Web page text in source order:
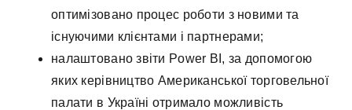
оптимізовано процес роботи з новими та
існуючими клієнтами і партнерами;
налаштовано звіти Power ВІ, за допомогою
яких керівництво Американської торговельної
палати в Україні отримало можливість